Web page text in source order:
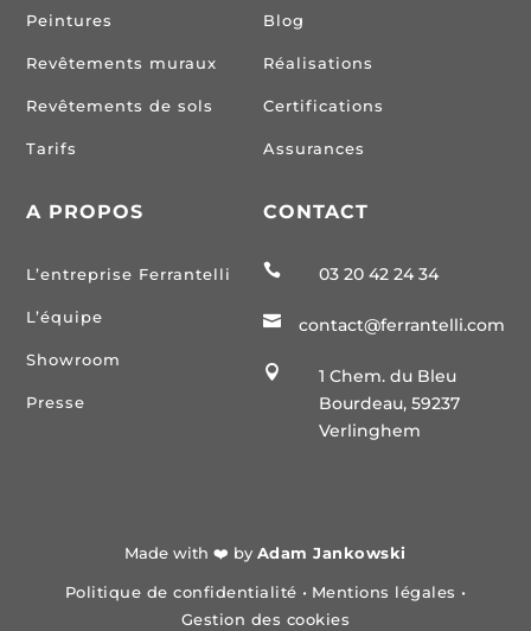
Peintures
Revêtements muraux
Revêtements de sols
Tarifs
A PROPOS
L’entreprise Ferrantelli
L’équipe
Showroom
Presse
Blog
Réalisations
Certifications
Assurances
CONTACT
 03 20 42 24 34
 contact@ferrantelli.com

1 Chem. du Bleu
Bourdeau, 59237
Verlinghem
Made with ❤️ by Adam Jankowski
Politique de confidentialité • Mentions légales •
Gestion des cookies